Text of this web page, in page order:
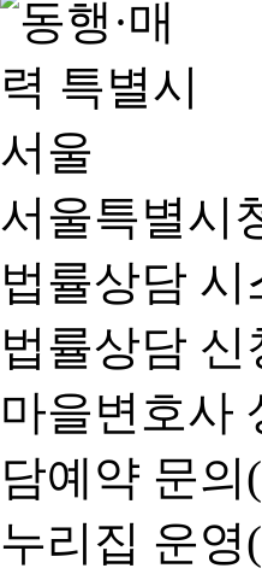
서울특별시
법률상담
법률상담 신
마을변호사
담예약 문의
누리집 운영